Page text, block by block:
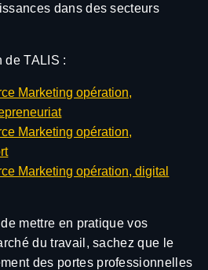
dans des secteurs
de TALIS :
Marketing opération,
Marketing opération,
Marketing opération, digital
mettre en pratique vos
du travail, sachez que le
des portes professionnelles